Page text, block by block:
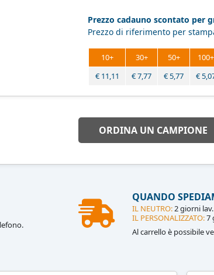
Prezzo cadauno scontato per
Prezzo di riferimento per
10+ 30+ 50+ 100+
€ 11,11 €7,77 €5,77 €
ORDINA UN CAMPIONE
QUANDO
IL NEUTRO:2 giorni lav.
IL PERSONALIZZATO:7
Al carrello è possibile